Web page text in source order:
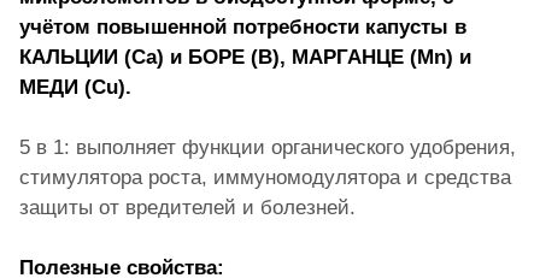
учётом повышенной потребности капусты в
КАЛЬЦИИ (Ca) и БОРЕ (В), МАРГАНЦЕ (Mn) и
МЕДИ (Cu).
5 в 1: выполняет функции органического удобрения,
стимулятора роста, иммуномодулятора и средства
защиты от вредителей и болезней.
Полезные свойства: